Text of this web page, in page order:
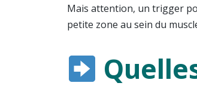
Mais attention, un trigger
petite zone au sein du